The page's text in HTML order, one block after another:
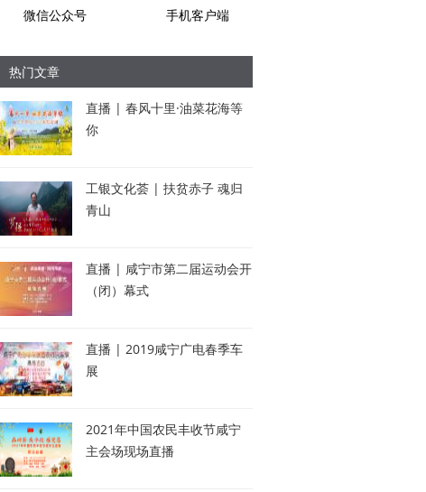
微信公众号 手机客户端
热门文章
直播 | 春风十里·油菜花海等
你
工银文化荟 | 扶贫赤子 魂归
青山
直播 | 咸宁市第二届运动会开
（闭）幕式
直播 | 2019咸宁广电春季车
展
2021年中国农民丰收节咸宁
主会场现场直播